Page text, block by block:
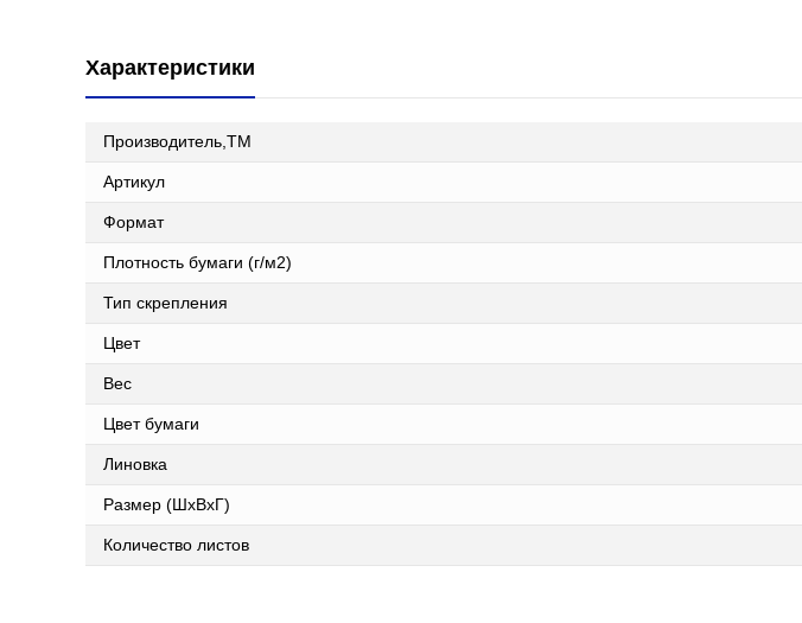
Характеристики
Производитель,ТМ
Артикул
Формат
Плотность бумаги (г/м2)
Тип скрепления
Цвет
Вес
Цвет бумаги
Линовка
Размер (ШxВxГ)
Количество листов